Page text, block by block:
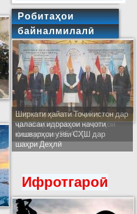
Робитаҳои
байналмилалӣ
Ширкати ҳайати Тоҷикистон дар
ҷаласаи идораҳои наҷоти
кишварҳои узви СҲШ дар
шаҳри Деҳлӣ
Ифротгароӣ